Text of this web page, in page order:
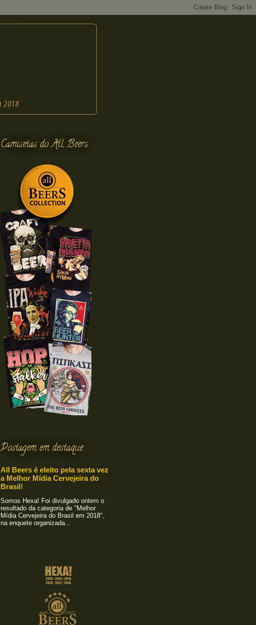
Camisetas do All Beers
Postagem em destaque
All Beers é eleito pela sexta vez
a Melhor Mídia Cervejeira do
Brasil!
Somos Hexa! Foi divulgado ontem o
resultado da categoria de "Melhor
Mídia Cervejeira do Brasil em 2018",
na enquete organizada...